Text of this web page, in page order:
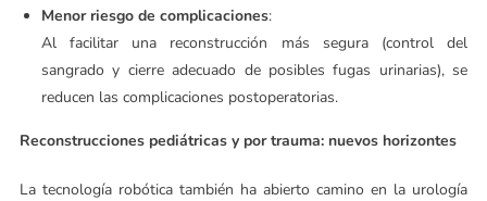
Menor riesgo de complicaciones:
Al facilitar una reconstrucción más segura (control del
sangrado y cierre adecuado de posibles fugas urinarias), se
reducen las complicaciones postoperatorias.
Reconstrucciones pediátricas y por trauma: nuevos horizontes
La tecnología robótica también ha abierto camino en la urología